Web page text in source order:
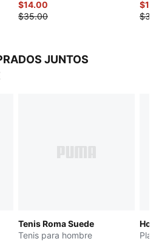
$14.00
$35.00
JUNTOS
Tenis Roma Suede
Tenis para hombre